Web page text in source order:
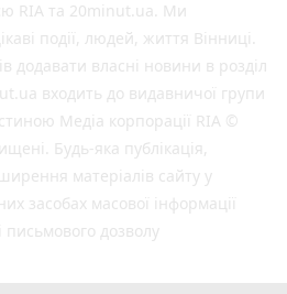
RIA та 20minut.ua. Ми
події, людей, життя Вінниці.
додавати власні новини в розділ
входить до видавничої групи
Медіа корпорації RIA ©
Будь-яка публiкацiя,
матеріалів сайту у
засобах масової інформації
дозволу